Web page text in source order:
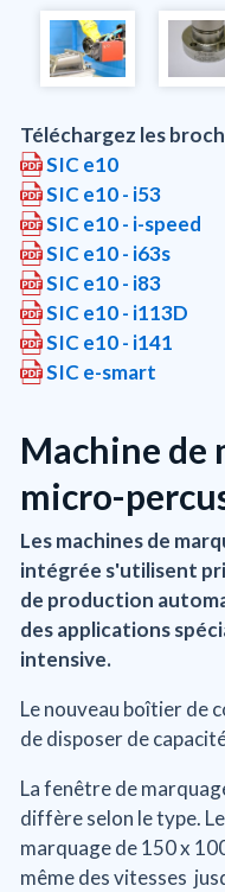
Téléchargez les
SIC e10
SIC e10 - i53
SIC e10 - i-speed
SIC e10 - i63s
SIC e10 - i83
SIC e10 - i113D
SIC e10 - i141
SIC e-smart
Machine de
micro-
Les machines de
intégrée s'utilisent
de production
des applications
intensive.
Le nouveau boîtier de
de disposer de
La fenêtre de
diffère selon le type.
marquage de 150 x
même des vitesses